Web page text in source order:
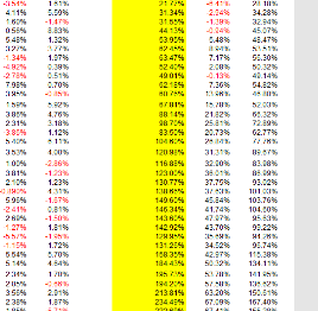
ます。これは株を買って、な
ということではなく、あらか
(この仮説は短期のポイントを
く、長期的なものです)、四半
ストします。仮説が間違えた
は売ります。
トがあります。
のもので、「買い」の銘柄は
もので、業績か売上が中長期
です。